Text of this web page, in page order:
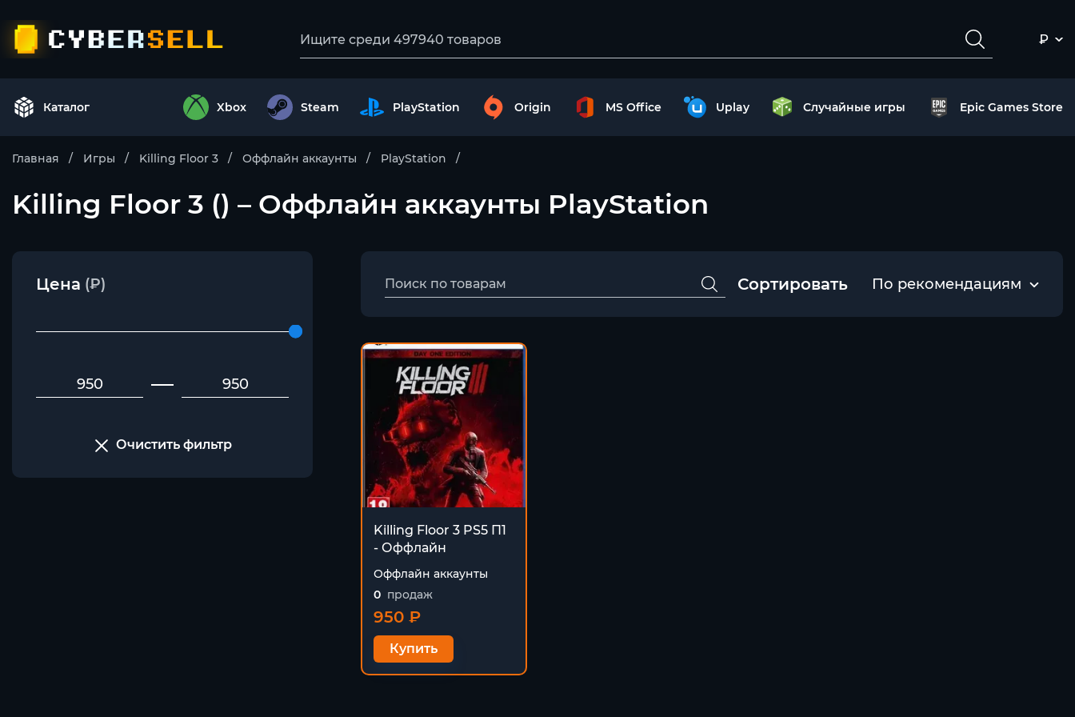
₽
Каталог Xbox Steam PlayStation Origin MS Office Uplay Случайные игры Epic Games Store
Главная Игры Killing Floor 3 Оффлайн аккаунты PlayStation
Killing Floor 3 () – Оффлайн аккаунты PlayStation
Цена (₽)
Очистить фильтр
Сортировать По рекомендациям
Killing Floor 3 PS5 П1
- Оффлайн
Оффлайн аккаунты
0 продаж
950 ₽
Купить